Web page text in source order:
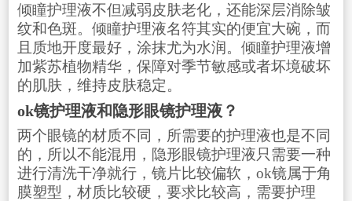
倾瞳护理液不但减弱皮肤老化，还能深层消除皱
纹和色斑。倾瞳护理液名符其实的便宜大碗，而
且质地开度最好，涂抹尤为水润。倾瞳护理液增
加紫苏植物精华，保障对季节敏感或者坏境破坏
的肌肤，维持皮肤稳定。
ok镜护理液和隐形眼镜护理液？
两个眼镜的材质不同，所需要的护理液也是不同
的，所以不能混用，隐形眼镜护理液只需要一种
进行清洗干净就行，镜片比较偏软，ok镜属于角
膜塑型，材质比较硬，要求比较高，需要护理